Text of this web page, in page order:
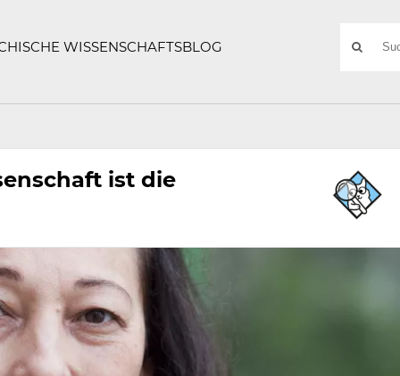
WISSENSCHAFTSBLOG
SUCHE
ist die